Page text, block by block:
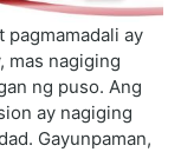
pagmamadali ay
mas nagiging
ng puso. Ang
ay nagiging
Gayunpaman,